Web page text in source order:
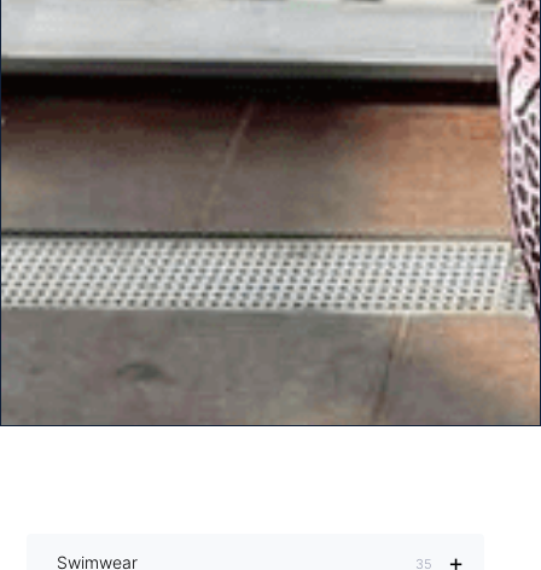
+
Swimwear 35